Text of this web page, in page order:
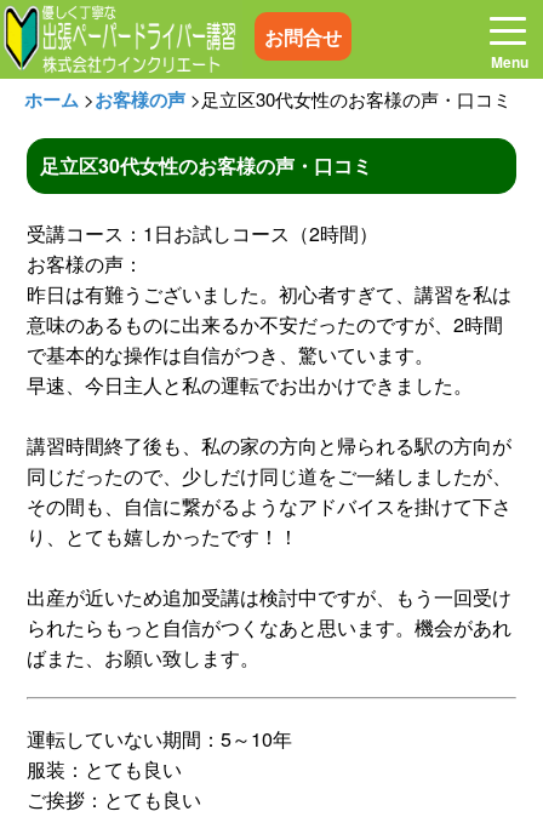
お問合せ
ホーム お電話はこちら
プログラム 講習料金
お客様の声 コラム&トピックス
よくある質問 空き状況
出張地域 メディア紹介
スタッフ紹介 申し込みフロー
簡易補助ブレーキと
新着情報
ホーム >お客様の声 >足立区30代女性のお客様の声・口コミ
足立区30代女性のお客様の声・口コミ
受講コース：1日お試しコース（2時間）
お客様の声：
昨日は有難うございました。初心者すぎて、講習を私は
意味のあるものに出来るか不安だったのですが、2時間
で基本的な操作は自信がつき、驚いています。
早速、今日主人と私の運転でお出かけできました。
講習時間終了後も、私の家の方向と帰られる駅の方向が
同じだったので、少しだけ同じ道をご一緒しましたが、
その間も、自信に繋がるようなアドバイスを掛けて下さ
り、とても嬉しかったです！！
出産が近いため追加受講は検討中ですが、もう一回受け
られたらもっと自信がつくなあと思います。機会があれ
ばまた、お願い致します。
運転していない期間：5～10年
服装：とても良い
ご挨拶：とても良い